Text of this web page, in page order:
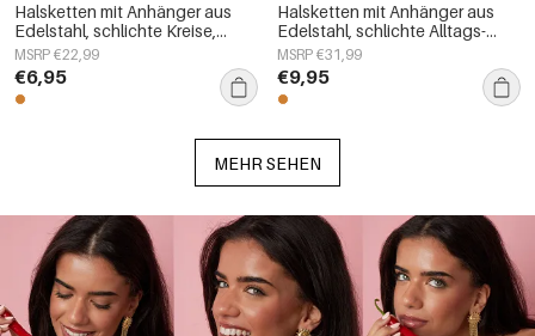
Halsketten mit Anhänger aus
Edelstahl, schlichte Kreise,
Alltagsschmuck-Serie,
Damenschmuck
MSRP €22,99
€6,95
Halsketten mit Anhänger aus
Edelstahl, schlichte Alltags-
Serie, Damenschmuck
MSRP €31,99
€9,95
MEHR SEHEN